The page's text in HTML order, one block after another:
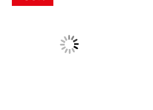
414,00 €.